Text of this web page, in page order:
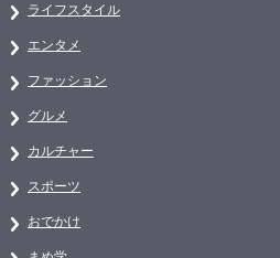
ライフスタイル
エンタメ
ファッション
グルメ
カルチャー
スポーツ
おでかけ